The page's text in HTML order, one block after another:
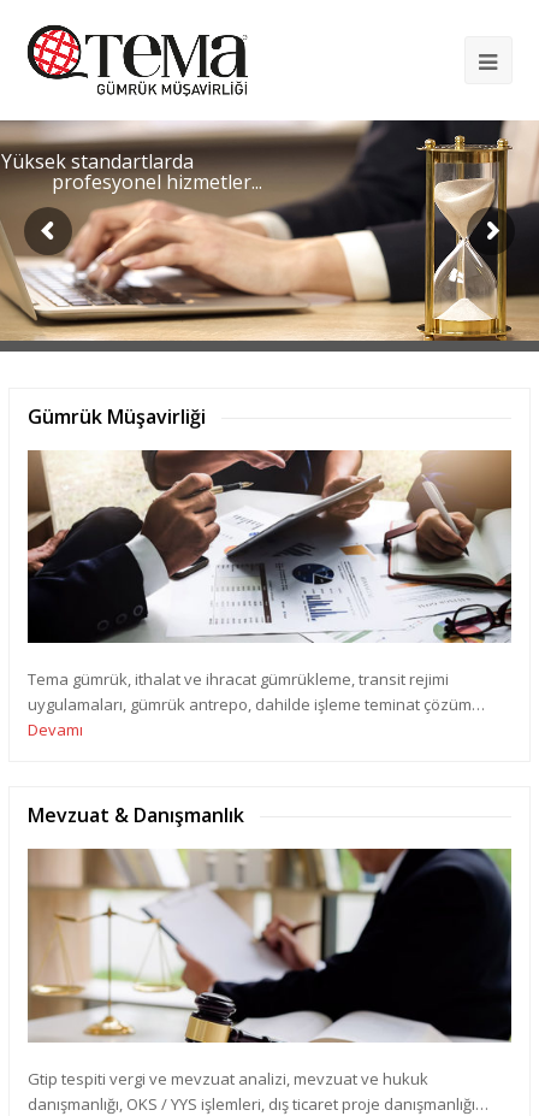
Yüksek standartlarda
profesyonel hizmetler...
Gümrük Müşavirliği
Tema gümrük, ithalat ve ihracat gümrükleme, transit rejimi
uygulamaları, gümrük antrepo, dahilde işleme teminat çözüm…
Devamı
Mevzuat & Danışmanlık
Gtip tespiti vergi ve mevzuat analizi, mevzuat ve hukuk
danışmanlığı, OKS / YYS işlemleri, dış ticaret proje danışmanlığı…